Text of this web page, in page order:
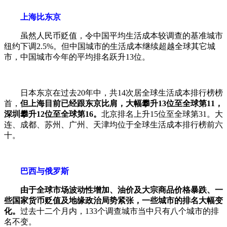
上海比东京
虽然人民币贬值，令中国平均生活成本较调查的基准城市
纽约下调2.5%。但中国城市的生活成本继续超越全球其它城
市，中国城市今年的平均排名跃升13位。
日本东京在过去20年中，共14次居全球生活成本排行榜榜
首， 但上海目前已经跟东京比肩，大幅攀升13位至全球第11，
深圳攀升12位至全球第16。 北京排名上升15位至全球第31。大
连、成都、苏州、广州、天津均位于全球生活成本排行榜前六
十。
巴西与俄罗斯
由于全球市场波动性增加、油价及大宗商品价格暴跌、一
些国家货币贬值及地缘政治局势紧张，一些城市的排名大幅变
化。 过去十二个月内，133个调查城市当中只有八个城市的排
名不变。